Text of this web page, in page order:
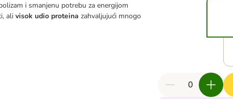
i smanjenu potrebu za energijom
ali visok udio proteina zahvaljujući mnogo